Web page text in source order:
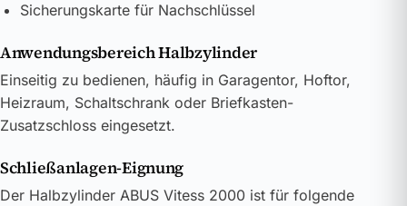
Sicherungskarte für Nachschlüssel
Anwendungsbereich Halbzylinder
Einseitig zu bedienen, häufig in Garagentor, Hoftor,
Heizraum, Schaltschrank oder Briefkasten-
Zusatzschloss eingesetzt.
Schließanlagen-Eignung
Der Halbzylinder ABUS Vitess 2000 ist für folgende